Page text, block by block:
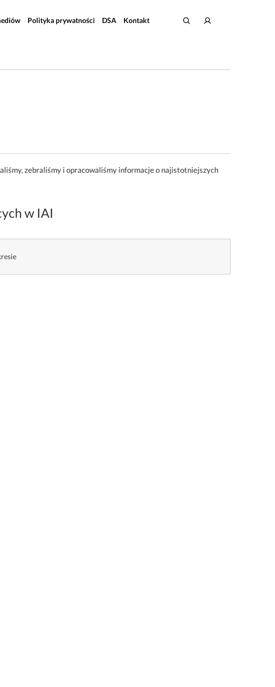
Polityka prywatności DSA Kontakt
zebraliśmy i opracowaliśmy informacje o najistotniejszych
w IAI